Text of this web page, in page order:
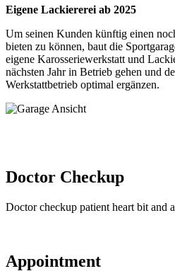
Eigene Lackiererei ab 2025
Um seinen Kunden künftig einen
bieten zu können, baut die
eigene Karosseriewerkstatt und
nächsten Jahr in Betrieb gehen und
Werkstattbetrieb optimal ergänzen.
Doctor Checkup
Doctor checkup patient heart bit and
Appointment